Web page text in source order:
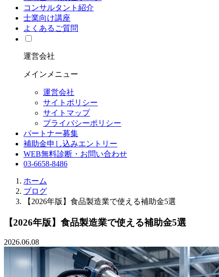
コンサルタント紹介
士業向け講座
よくあるご質問
運営会社
メインメニュー
運営会社
サイトポリシー
サイトマップ
プライバシーポリシー
パートナー募集
補助金申し込みエントリー
WEB無料診断・お問い合わせ
03-6658-8486
ホーム
ブログ
【2026年版】食品製造業で使える補助金5選
【2026年版】食品製造業で使える補助金5選
2026.06.08